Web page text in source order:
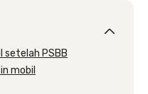
setelah PSBB
mobil